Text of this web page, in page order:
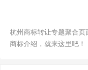
杭州商标转让专题聚合
商标介绍，就来这里吧！